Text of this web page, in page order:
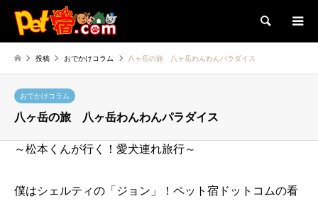
検索
投稿 おでかけコラム 八ヶ岳の旅 八ヶ岳わんわんパラダイス
おでかけコラム
八ヶ岳の旅 八ヶ岳わんわんパラダイス
～松本くんが行く！愛犬連れ旅行～
僕はシェルティの「ジョン」！ペット宿ドットコムの看